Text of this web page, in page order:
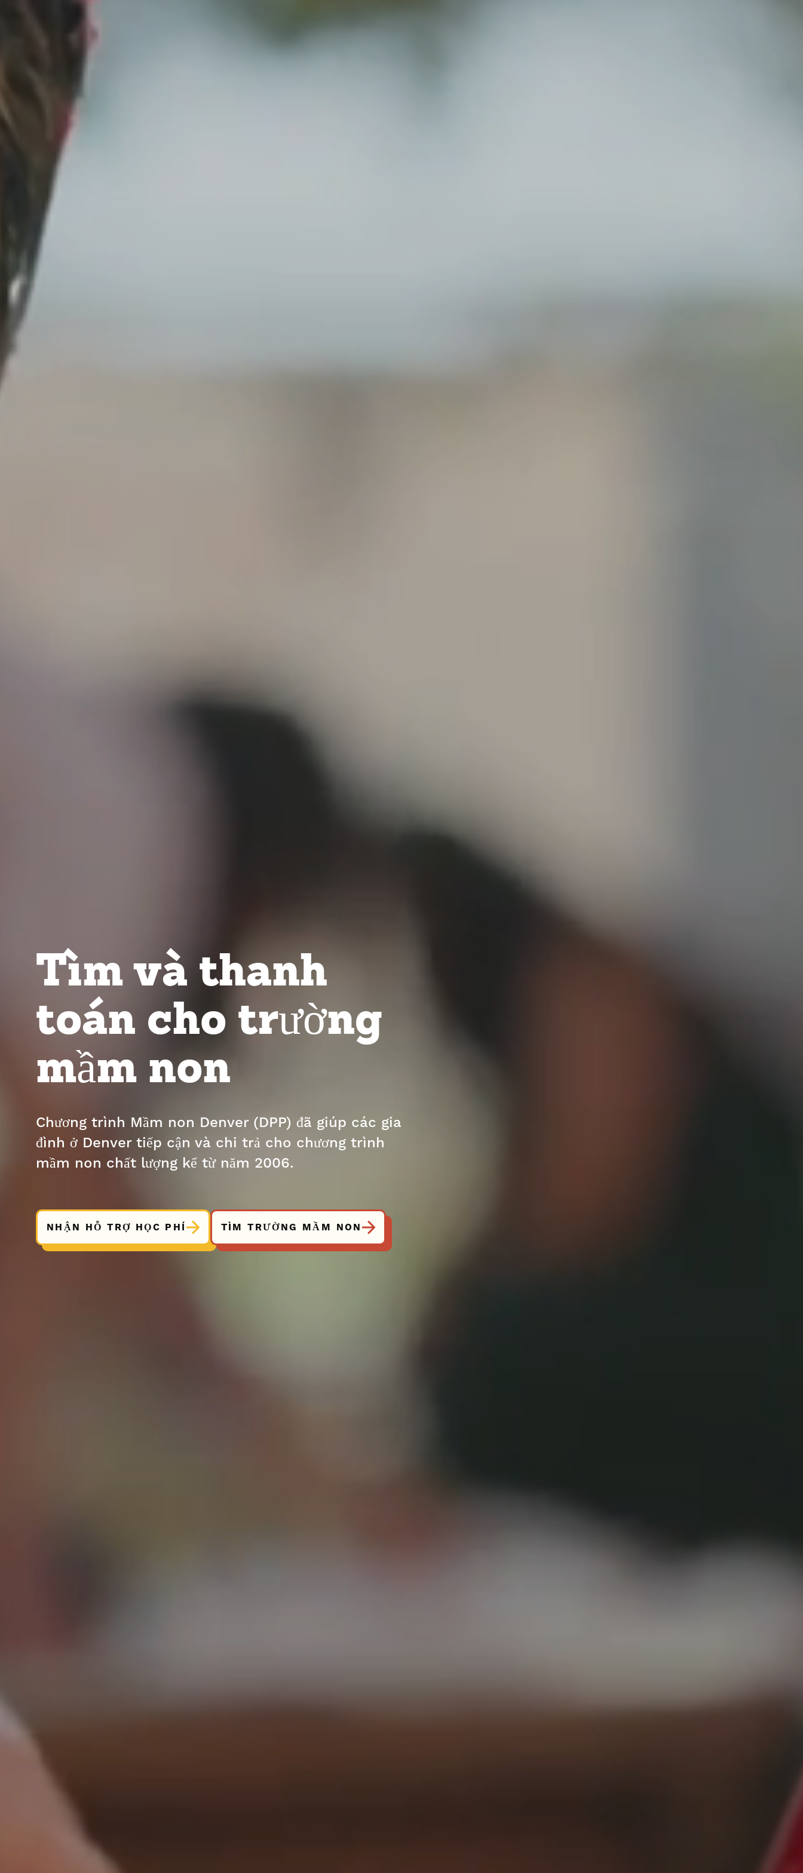
Tìm và thanh
toán cho trường
mầm non
Chương trình Mầm non Denver (DPP) đã giúp các gia
đình ở Denver tiếp cận và chi trả cho chương trình
mầm non chất lượng kể từ năm 2006.
NHẬN HỖ TRỢ HỌC PHÍ TÌM TRƯỜNG MẦM NON